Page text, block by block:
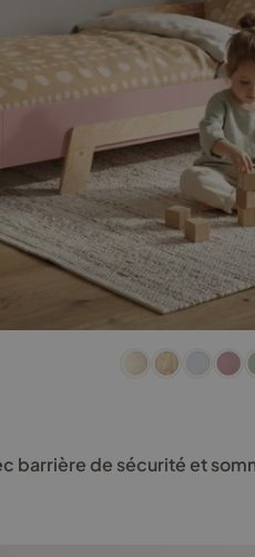
barrière de sécurité et